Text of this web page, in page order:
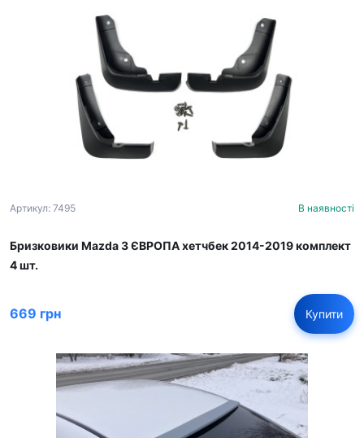
Артикул: 7495 В наявності
Бризковики Mazda 3 ЄВРОПА хетчбек 2014-2019 комплект
4 шт.
669 грн Купити